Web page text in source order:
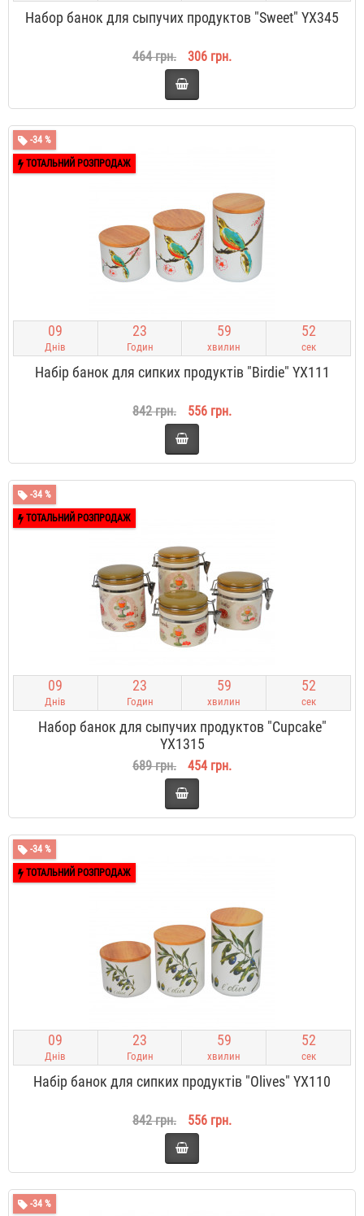
Набор банок для сыпучих продуктов "Sweet" YX345
464 грн. 306 грн.
-34 %
ТОТАЛЬНИЙ РОЗПРОДАЖ
09
Днів
23
Годин
59
хвилин
52
сек
Набір банок для сипких продуктів "Birdie" YX111
842 грн. 556 грн.
-34 %
ТОТАЛЬНИЙ РОЗПРОДАЖ
09
Днів
23
Годин
59
хвилин
52
сек
Набор банок для сыпучих продуктов "Cupcake"
YX1315
689 грн. 454 грн.
-34 %
ТОТАЛЬНИЙ РОЗПРОДАЖ
09
Днів
23
Годин
59
хвилин
52
сек
Набір банок для сипких продуктів "Оlives" YX110
842 грн. 556 грн.
-34 %